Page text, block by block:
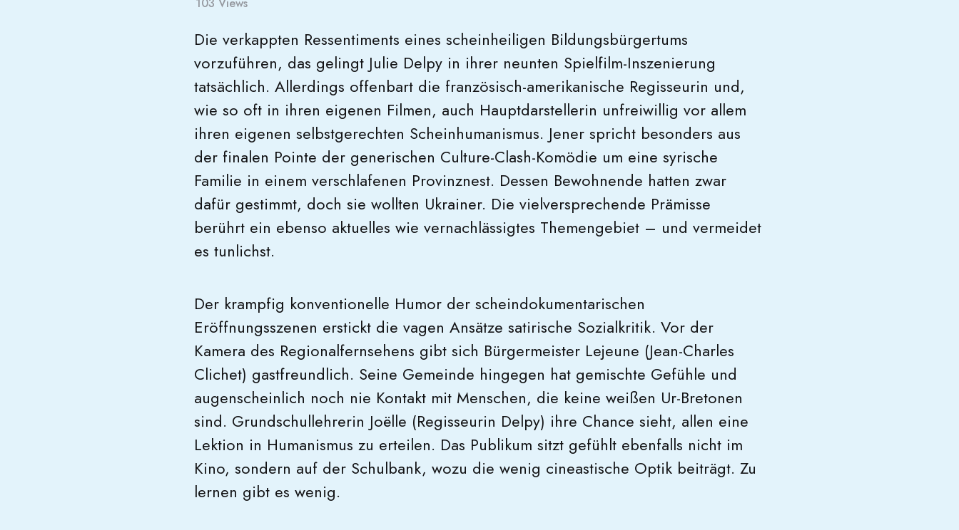
Die verkappten Ressentiments eines scheinheiligen Bildungsbürgertums
vorzuführen, das gelingt Julie Delpy in ihrer neunten Spielfilm-Inszenierung
tatsächlich. Allerdings offenbart die französisch-amerikanische Regisseurin und,
wie so oft in ihren eigenen Filmen, auch Hauptdarstellerin unfreiwillig vor allem
ihren eigenen selbstgerechten Scheinhumanismus. Jener spricht besonders aus
der finalen Pointe der generischen Culture-Clash-Komödie um eine syrische
Familie in einem verschlafenen Provinznest. Dessen Bewohnende hatten zwar
dafür gestimmt, doch sie wollten Ukrainer. Die vielversprechende Prämisse
berührt ein ebenso aktuelles wie vernachlässigtes Themengebiet – und vermeidet
es tunlichst.
Der krampfig konventionelle Humor der scheindokumentarischen
Eröffnungsszenen erstickt die vagen Ansätze satirische Sozialkritik. Vor der
Kamera des Regionalfernsehens gibt sich Bürgermeister Lejeune (Jean-Charles
Clichet) gastfreundlich. Seine Gemeinde hingegen hat gemischte Gefühle und
augenscheinlich noch nie Kontakt mit Menschen, die keine weißen Ur-Bretonen
sind. Grundschullehrerin Joëlle (Regisseurin Delpy) ihre Chance sieht, allen eine
Lektion in Humanismus zu erteilen. Das Publikum sitzt gefühlt ebenfalls nicht im
Kino, sondern auf der Schulbank, wozu die wenig cineastische Optik beiträgt. Zu
lernen gibt es wenig.